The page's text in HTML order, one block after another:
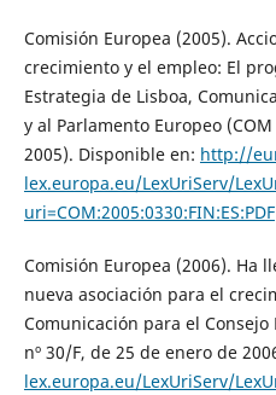
Comisión Europea (2005).
crecimiento y el empleo: El
Estrategia de Lisboa,
y al Parlamento Europeo
2005). Disponible en: http://
lex.europa.eu/LexUriServ/
uri=COM:2005:0330:FIN:ES:PDF
Comisión Europea (2006). Ha
nueva asociación para el
Comunicación para el
nº 30/F, de 25 de enero de
lex.europa.eu/LexUriServ/